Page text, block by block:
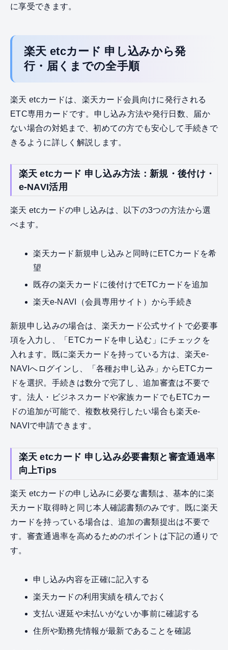
に享受できます。
楽天 etcカード 申し込みから発
行・届くまでの全手順
楽天 etcカードは、楽天カード会員向けに発行される
ETC専用カードです。申し込み方法や発行日数、届か
ない場合の対処まで、初めての方でも安心して手続きで
きるように詳しく解説します。
楽天 etcカード 申し込み方法：新規・後付け・
e-NAVI活用
楽天 etcカードの申し込みは、以下の3つの方法から選
べます。
楽天カード新規申し込みと同時にETCカードを希
望
既存の楽天カードに後付けでETCカードを追加
楽天e-NAVI（会員専用サイト）から手続き
新規申し込みの場合は、楽天カード公式サイトで必要事
項を入力し、「ETCカードを申し込む」にチェックを
入れます。既に楽天カードを持っている方は、楽天e-
NAVIへログインし、「各種お申し込み」からETCカー
ドを選択。手続きは数分で完了し、追加審査は不要で
す。法人・ビジネスカードや家族カードでもETCカー
ドの追加が可能で、複数枚発行したい場合も楽天e-
NAVIで申請できます。
楽天 etcカード 申し込み必要書類と審査通過率
向上Tips
楽天 etcカードの申し込みに必要な書類は、基本的に楽
天カード取得時と同じ本人確認書類のみです。既に楽天
カードを持っている場合は、追加の書類提出は不要で
す。審査通過率を高めるためのポイントは下記の通りで
す。
申し込み内容を正確に記入する
楽天カードの利用実績を積んでおく
支払い遅延や未払いがないか事前に確認する
住所や勤務先情報が最新であることを確認